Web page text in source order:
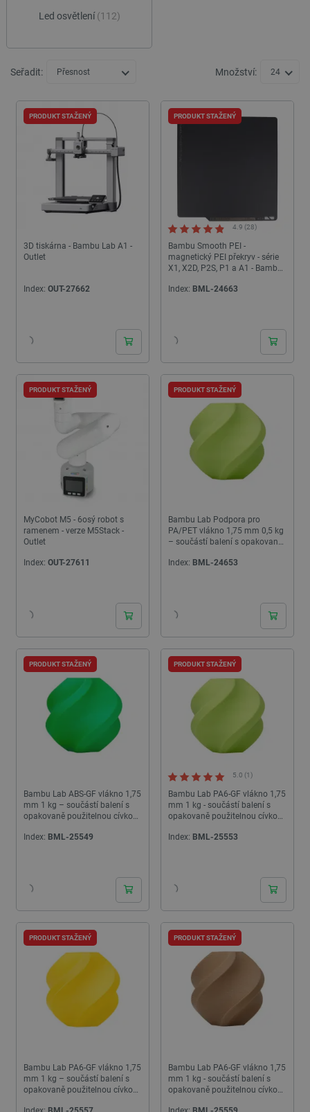
Led osvětlení(112)
Seřadit: Přesnost Množství: 24
3D tiskárna - Bambu Lab A1 -
Outlet
Index: OUT-27662
PRODUKT STAŽENÝ
Bambu Smooth PEI -
magnetický PEI překryv - série
X1, X2D, P2S, P1 a A1 - Bambu
4.9 (28)
Index: BML-24663
PRODUKT STAŽENÝ
MyCobot M5 - 6osý robot s
ramenem - verze M5Stack -
Outlet
Index: OUT-27611
PRODUKT STAŽENÝ
Bambu Lab Podpora pro
PA/PET vlákno 1,75 mm 0,5 kg
– součástí balení s opakovaně
Index: BML-24653
PRODUKT STAŽENÝ
Bambu Lab ABS-GF vlákno 1,75
mm 1 kg – součástí balení s
opakovaně použitelnou cívkou
Index: BML-25549
PRODUKT STAŽENÝ
Bambu Lab PA6-GF vlákno 1,75
mm 1 kg - součástí balení s
opakovaně použitelnou cívkou -
5.0 (1)
Index: BML-25553
PRODUKT STAŽENÝ
Bambu Lab PA6-GF vlákno 1,75
mm 1 kg – součástí balení s
opakovaně použitelnou cívkou
PRODUKT STAŽENÝ
Bambu Lab PA6-GF vlákno 1,75
mm 1 kg - součástí balení s
opakovaně použitelnou cívkou -
PRODUKT STAŽENÝ